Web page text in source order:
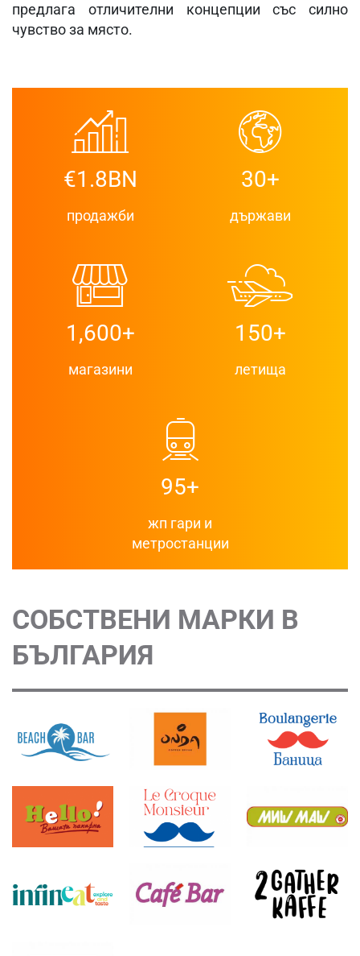
предлага отличителни концепции със силно
чувство за място.
€1.8BN
продажби
30+
държави
1,600+
магазини
150+
летища
95+
жп гари и
метростанции
СОБСТВЕНИ МАРКИ В
БЪЛГАРИЯ